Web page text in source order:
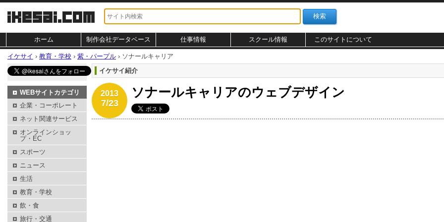
ホーム 制作会社データベース 仕事情報 スクール情報 このサイトについて
イケサイ › 教育・学校 › 紫・パープル › ソナールキャリア
イケサイ紹介
2013
7/23
ソナールキャリアのウェブデザイン
WEBサイトカテゴリ
企業・コーポレート
ネット関連サービス
オンラインショッ
プ・EC
スポーツ
ニュース
生活
教育・学校
飲・食
旅行・交通